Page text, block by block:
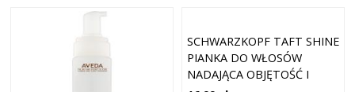
SCHWARZKOPF TAFT SHINE
PIANKA DO WŁOSÓW
NADAJĄCA OBJĘTOŚĆ I